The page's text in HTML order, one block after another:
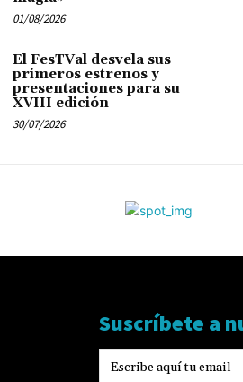
01/08/2026
El FesTVal desvela sus
primeros estrenos y
presentaciones para su
XVIII edición
30/07/2026
Suscríbete a